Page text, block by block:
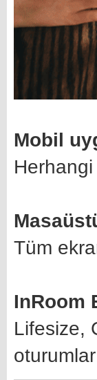
Mobil
Herhangi
Tüm
InRoom
Lifesize,